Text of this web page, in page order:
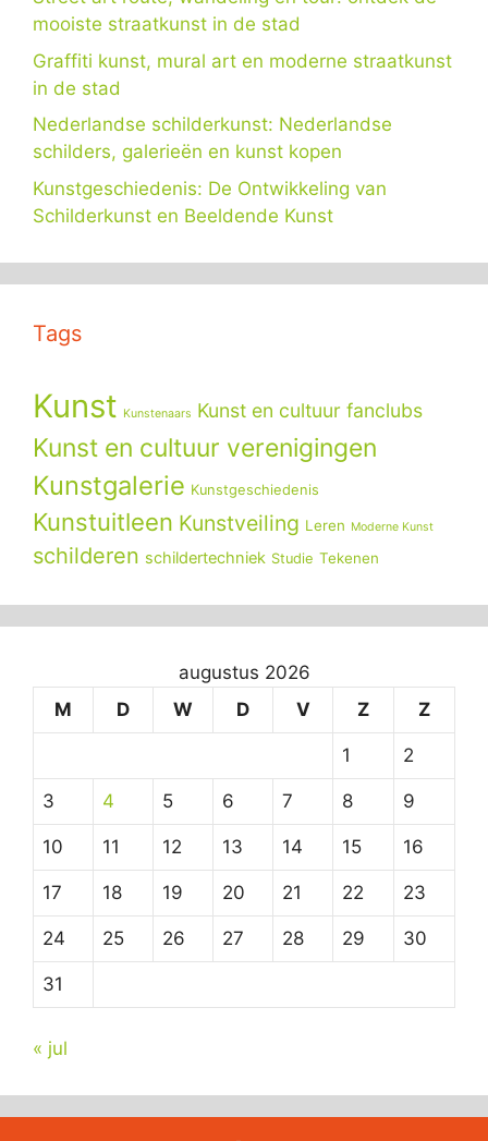
mooiste straatkunst in de stad
Graffiti kunst, mural art en moderne straatkunst
in de stad
Nederlandse schilderkunst: Nederlandse
schilders, galerieën en kunst kopen
Kunstgeschiedenis: De Ontwikkeling van
Schilderkunst en Beeldende Kunst
Tags
Kunst Kunstenaars Kunst en cultuur fanclubs
Kunst en cultuur verenigingen
Kunstgalerie Kunstgeschiedenis
Kunstuitleen Kunstveiling Leren Moderne Kunst
schilderen schildertechniek Studie Tekenen
augustus 2026
M
D W D V Z Z
1 2
3 4 5 6 7 8 9
10 11 12 13 14 15 16
17 18 19 20 21 22 23
24 25 26 27 28 29 30
31
« jul